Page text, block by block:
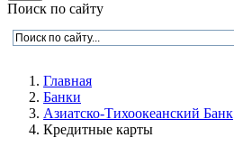
Поиск по сайту
Главная
Банки
Азиатско-Тихоокеанский Банк
Кредитные карты